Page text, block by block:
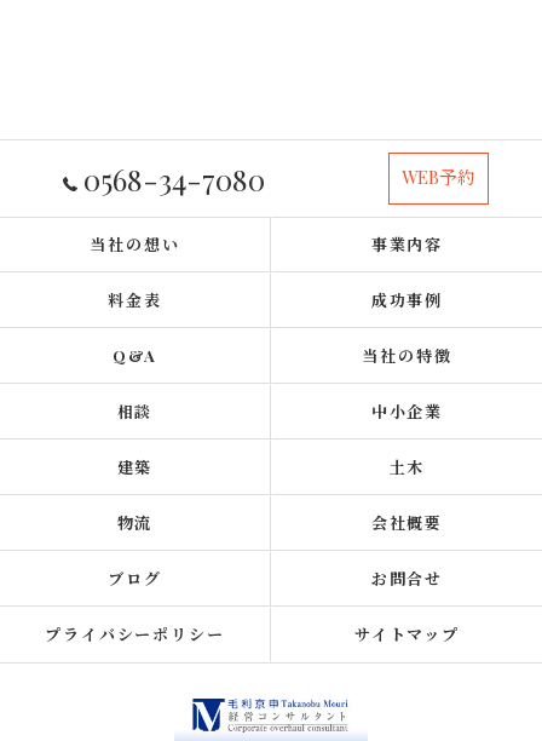
0568-34-7080 WEB予約
当社の想い 事業内容
料金表 成功事例
Q&A 当社の特徴
相談 中小企業
建築 土木
物流 会社概要
ブログ お問合せ
プライバシーポリシー サイトマップ